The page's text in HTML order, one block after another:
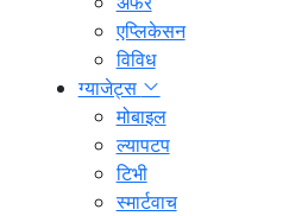
एप्लिकेसन
विविध
ग्याजेट्स
मोबाइल
ल्यापटप
टिभी
स्मार्टवाच